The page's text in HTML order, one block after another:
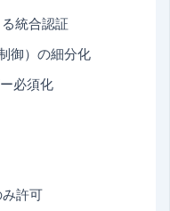
統合認証
御）の細分化
必須化
許可